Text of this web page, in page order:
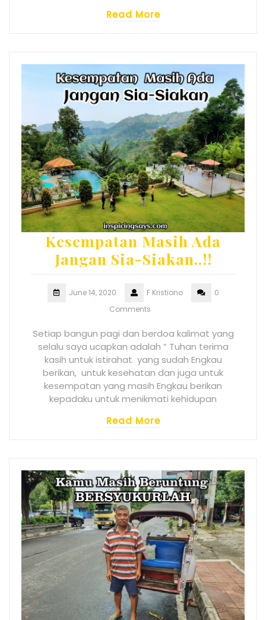
Read More
Kesempatan Masih Ada
Jangan Sia-Siakan..!!
June 14, 2020 F Kristiono
0
Comments
Setiap bangun pagi dan berdoa kalimat yang
selalu saya ucapkan adalah “ Tuhan terima
kasih untuk istirahat yang sudah Engkau
berikan, untuk kesehatan dan juga untuk
kesempatan yang masih Engkau berikan
kepadaku untuk menikmati kehidupan
Read More